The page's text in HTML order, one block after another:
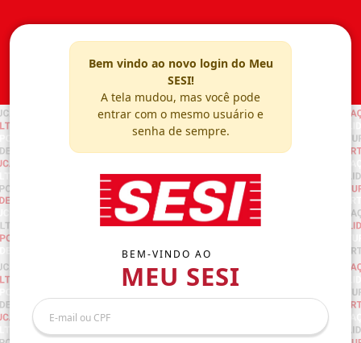
Bem vindo ao novo login do Meu
SESI!
A tela mudou, mas você pode
entrar com o mesmo usuário e
senha de sempre.
BEM-VINDO AO
MEU SESI